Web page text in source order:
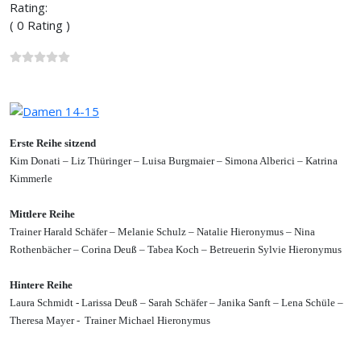
Rating:
( 0 Rating )
Erste Reihe sitzend
Kim Donati – Liz Thüringer – Luisa Burgmaier – Simona Alberici – Katrina
Kimmerle
Mittlere Reihe
Trainer Harald Schäfer – Melanie Schulz – Natalie Hieronymus – Nina
Rothenbächer – Corina Deuß – Tabea Koch – Betreuerin Sylvie Hieronymus
Hintere Reihe
Laura Schmidt - Larissa Deuß – Sarah Schäfer – Janika Sanft – Lena Schüle –
Theresa Mayer - Trainer Michael Hieronymus